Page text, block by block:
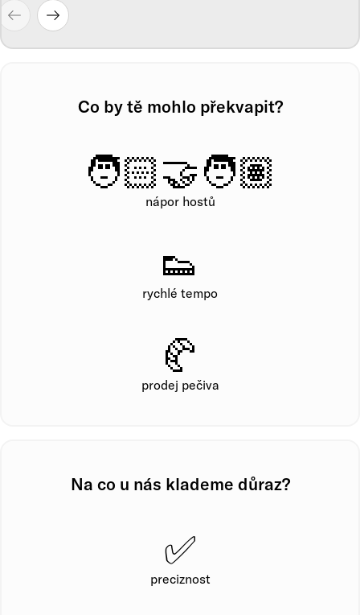
Co by tě mohlo překvapit?
🧑🏻‍🤝‍🧑🏽
nápor hostů
👟
rychlé tempo
🥐
prodej pečiva
Na co u nás klademe důraz?
✅
preciznost